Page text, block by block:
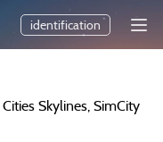
identification
Skylines, SimCity